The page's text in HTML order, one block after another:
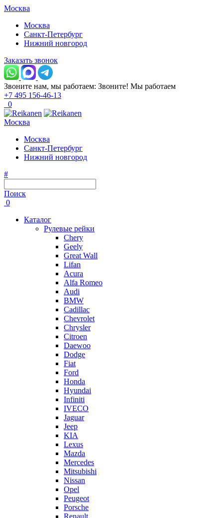
Москва
Москва
Санкт-Петербург
Нижний новгород
Заказать звонок
Звоните нам, мы работаем: Звоните! Мы работаем
+7 495 156-46-13
0
Москва
Москва
Санкт-Петербург
Нижний новгород
#
Поиск
0
Каталог
Рулевые рейки
Chery
Geely
Great Wall
Lifan
Acura
Alfa Romeo
Audi
BMW
Cadillac
Chevrolet
Chrysler
Citroen
Daewoo
Dodge
Fiat
Ford
Honda
Hyundai
Infiniti
IVECO
Jaguar
Jeep
KIA
Lexus
Mazda
Mercedes
Mitsubishi
Nissan
Opel
Peugeot
Porsche
Renault